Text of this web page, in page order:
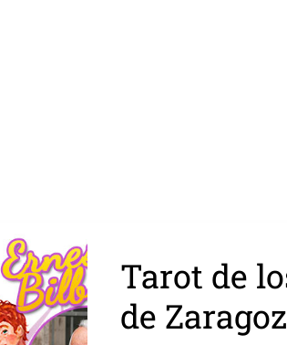
Tarot de
de